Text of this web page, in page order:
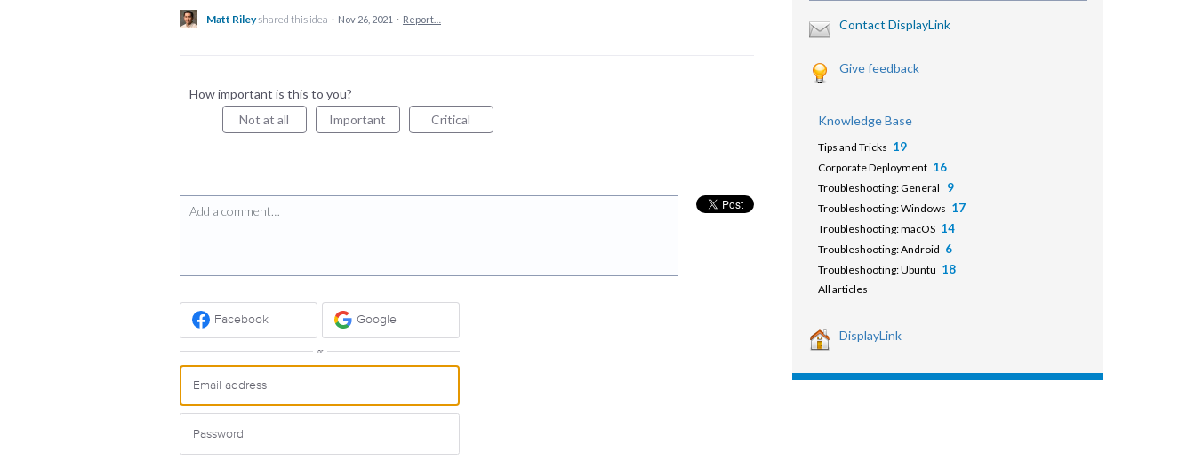
Matt Rileyshared this idea · Nov 26, 2021 · Report…
How important is this to you?
Not at all
Important Critical
Add a comment…
Facebook Google
or
Contact DisplayLink
Give feedback
Knowledge Base
Tips and Tricks 19
Corporate Deployment 16
Troubleshooting: General 9
Troubleshooting: Windows 17
Troubleshooting: macOS 14
Troubleshooting: Android 6
Troubleshooting: Ubuntu 18
All articles
DisplayLink